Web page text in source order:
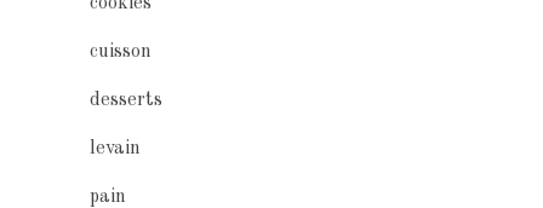
cookies
cuisson
desserts
levain
pain